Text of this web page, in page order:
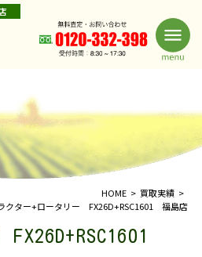
HOME
買取実績
ター+ロータリー FX26D+RSC1601 福島店